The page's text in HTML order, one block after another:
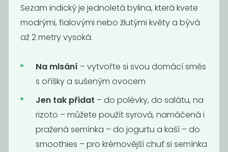
Konopné
semínko
loupané
Lněné semínko
zlaté
Sezam indický je jednoletá bylina, která kvete
modrými, fialovými nebo žlutými květy a bývá
až 2 metry vysoká.
Na mlsání – vytvořte si svou domácí směs
s oříšky a sušeným ovocem
Jen tak přidat – do polévky, do salátu, na
rizoto – můžete použít syrová, namáčená i
pražená semínka – do jogurtu a kaší – do
smoothies – pro krémovější chuť si semínka